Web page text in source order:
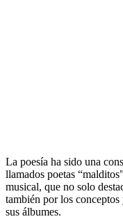
La poesía ha sido una
llamados poetas
musical, que no solo
también por los
sus álbumes.